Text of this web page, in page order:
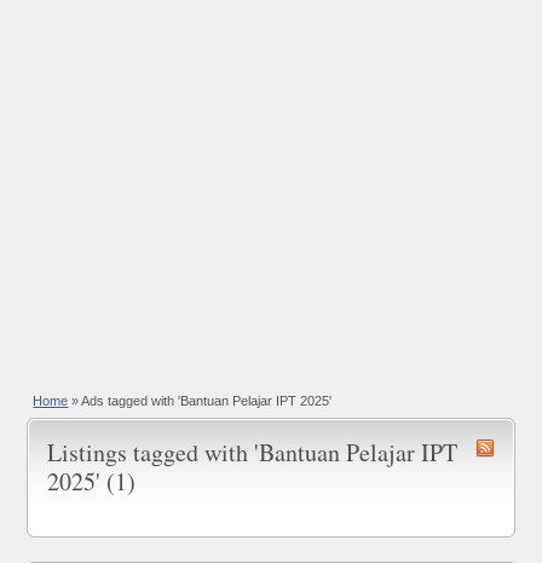
Home »Ads tagged with 'Bantuan Pelajar IPT 2025'
Listings tagged with 'Bantuan Pelajar IPT
2025' (1)